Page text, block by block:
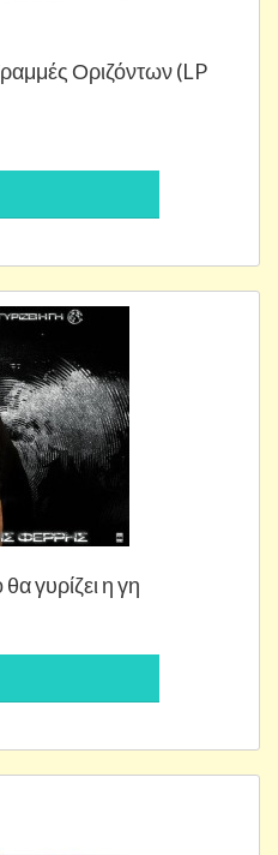
Οριζόντων (LP
γυρίζει η γη